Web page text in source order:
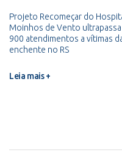
Projeto Recomeçar do
Moinhos de Vento ultrapassa
900 atendimentos a vítimas
enchente no RS
Leia mais +